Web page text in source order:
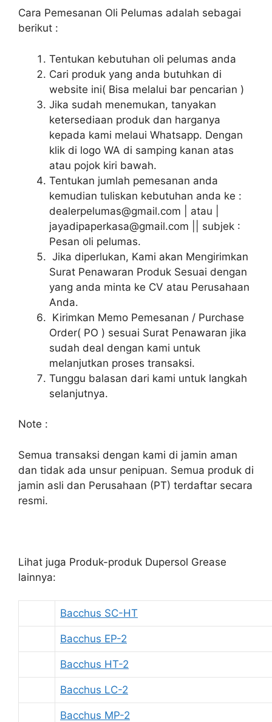
Cara Pemesanan Oli Pelumas adalah sebagai
berikut :
Tentukan kebutuhan oli pelumas anda
Cari produk yang anda butuhkan di
website ini( Bisa melalui bar pencarian )
Jika sudah menemukan, tanyakan
ketersediaan produk dan harganya
kepada kami melaui Whatsapp. Dengan
klik di logo WA di samping kanan atas
atau pojok kiri bawah.
Tentukan jumlah pemesanan anda
kemudian tuliskan kebutuhan anda ke :
dealerpelumas@gmail.com | atau |
jayadipaperkasa@gmail.com || subjek :
Pesan oli pelumas.
Jika diperlukan, Kami akan Mengirimkan
Surat Penawaran Produk Sesuai dengan
yang anda minta ke CV atau Perusahaan
Anda.
Kirimkan Memo Pemesanan / Purchase
Order( PO ) sesuai Surat Penawaran jika
sudah deal dengan kami untuk
melanjutkan proses transaksi.
Tunggu balasan dari kami untuk langkah
selanjutnya.
Note :
Semua transaksi dengan kami di jamin aman
dan tidak ada unsur penipuan. Semua produk di
jamin asli dan Perusahaan (PT) terdaftar secara
resmi.
Lihat juga Produk-produk Dupersol Grease
lainnya:
Bacchus SC-HT
Bacchus EP-2
Bacchus HT-2
Bacchus LC-2
Bacchus MP-2